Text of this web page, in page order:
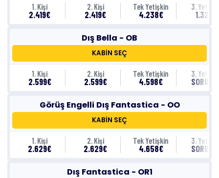
1. Kişi
2.419€
2. Kişi
2.419€
Tek Yetişkin
4.238€
3.
1.329€
Dış Bella - OB
KABİN SEÇ
1. Kişi
2.599€
2. Kişi
2.599€
Tek Yetişkin
4.598€
3.
Görüş Engelli Dış Fantastica - OO
KABİN SEÇ
1. Kişi
2.629€
2. Kişi
2.629€
Tek Yetişkin
4.658€
3.
Dış Fantastica - OR1